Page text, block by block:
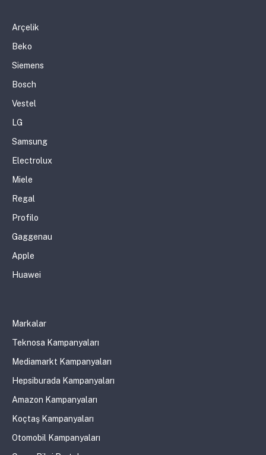
Arçelik
Beko
Siemens
Bosch
Vestel
LG
Samsung
Electrolux
Miele
Regal
Profilo
Gaggenau
Apple
Huawei
Markalar
Teknosa Kampanyaları
Mediamarkt Kampanyaları
Hepsiburada Kampanyaları
Amazon Kampanyaları
Koçtaş Kampanyaları
Otomobil Kampanyaları